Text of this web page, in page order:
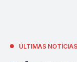
ÚLTIMAS NOTÍCIAS